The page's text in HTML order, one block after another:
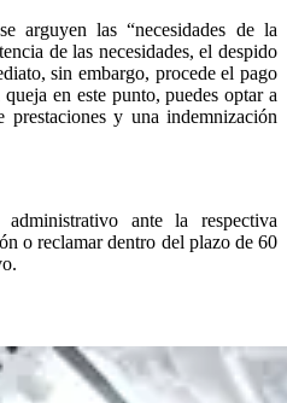
arguyen las “necesidades de la
de las necesidades, el despido
sin embargo, procede el pago
en este punto, puedes optar a
y una indemnización
ante la respectiva
o reclamar dentro del plazo de 60